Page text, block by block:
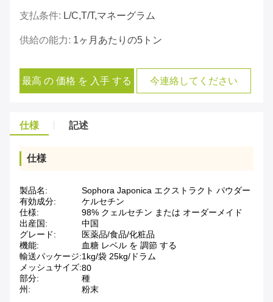
支払条件: L/C,T/T,マネーグラム
供給の能力: 1ヶ月あたりの5トン
最高 の 価格 を 入手 する 今連絡してください
仕様 記述
仕様
製品名:
Sophora Japonica エクストラクト パウダー
有効成分:
ケルセチン
仕様:
98% クェルセチン または オーダーメイド
出産国:
中国
グレード:
医薬品/食品/化粧品
機能:
血糖 レベル を 調節 する
輸送パッケージ:1kg/袋 25kg/ドラム
メッシュサイズ:80
部分:
種
州:
粉末